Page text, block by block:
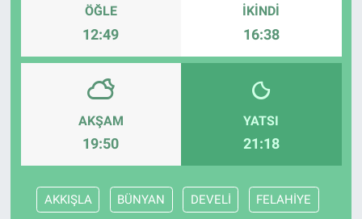
ÖĞLE
12:49
İKINDI
16:38
AKŞAM
19:50
YATSI
21:18
AKKIŞLA BÜNYAN DEVELİ FELAHİYE